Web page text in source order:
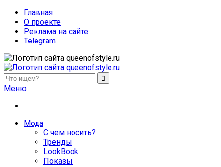
Главная
О проекте
Реклама на сайте
Telegram
queenofstyle.ru
Женский сайт о моде и красоте. Истории преображения и
похудения, отзывы о процедурах и косметике
Меню
Мода
С чем носить?
Тренды
LookBook
Показы